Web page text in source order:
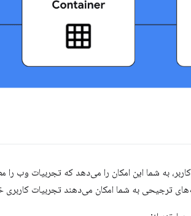
به شما این امکان را می‌دهد که تجربیات وب را
ترجیحی به شما امکان می‌دهند تجربیات کاربری